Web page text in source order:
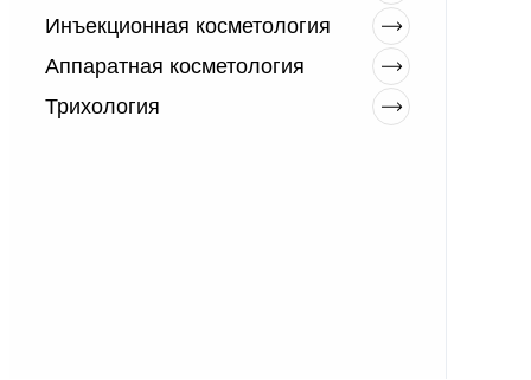
Инъекционная косметология
Аппаратная косметология
Трихология